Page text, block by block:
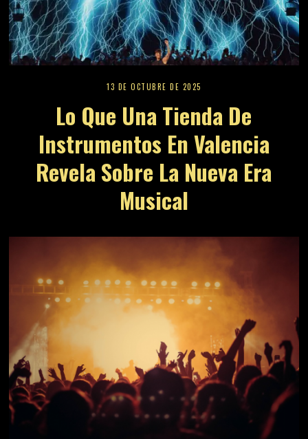
13 DE OCTUBRE DE 2025
Lo Que Una Tienda De
Instrumentos En Valencia
Revela Sobre La Nueva Era
Musical